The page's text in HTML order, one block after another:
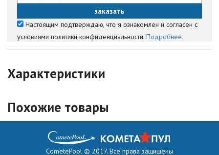
Настоящим подтверждаю, что я ознакомлен и согласен с
условиями политики конфиденциальности. Подробнее.
Характеристики
Похожие товары
CometePool © 2017. Все права защищены